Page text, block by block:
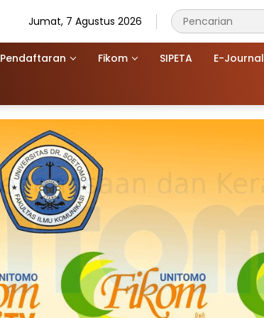
Jumat, 7 Agustus 2026
Pendaftaran Fikom SIPETA E-Journal